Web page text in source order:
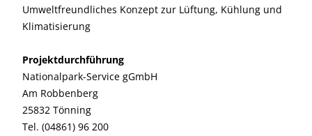
Umweltfreundliches Konzept zur Lüftung, Kühlung und
Klimatisierung
Projektdurchführung
Nationalpark-Service gGmbH
Am Robbenberg
25832 Tönning
Tel. (04861) 96 200